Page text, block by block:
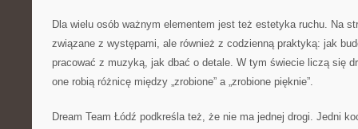
Dla wielu osób ważnym elementem jest też estetyka ruchu. Na
związane z występami, ale również z codzienną praktyką: jak
pracować z muzyką, jak dbać o detale. W tym świecie liczą się
one robią różnicę między „zrobione” a „zrobione pięknie”.
Dream Team Łódź podkreśla też, że nie ma jednej drogi. Jedni